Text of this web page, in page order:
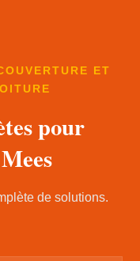
ET
pour
de solutions.